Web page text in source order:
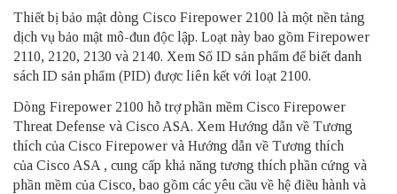
Thiết bị bảo mật dòng Cisco Firepower 2100 là một nền tảng
dịch vụ bảo mật mô-đun độc lập. Loạt này bao gồm Firepower
2110, 2120, 2130 và 2140. Xem Số ID sản phẩm để biết danh
sách ID sản phẩm (PID) được liên kết với loạt 2100.
Dòng Firepower 2100 hỗ trợ phần mềm Cisco Firepower
Threat Defense và Cisco ASA. Xem Hướng dẫn về Tương
thích của Cisco Firepower và Hướng dẫn về Tương thích
của Cisco ASA , cung cấp khả năng tương thích phần cứng và
phần mềm của Cisco, bao gồm các yêu cầu về hệ điều hành và